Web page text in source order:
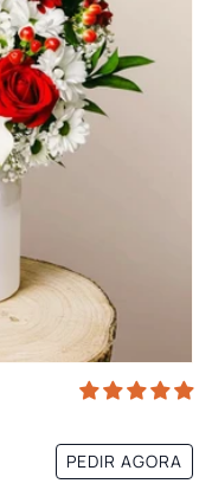
PEDIR AGORA